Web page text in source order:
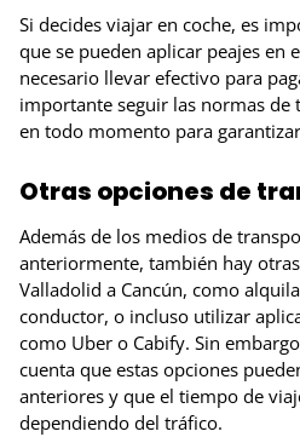
Si decides viajar en coche, es
que se pueden aplicar peajes en
necesario llevar efectivo para
importante seguir las normas de
en todo momento para
Otras opciones de
Además de los medios de
anteriormente, también hay
Valladolid a Cancún, como
conductor, o incluso utilizar
como Uber o Cabify. Sin
cuenta que estas opciones
anteriores y que el tiempo de
dependiendo del tráfico.